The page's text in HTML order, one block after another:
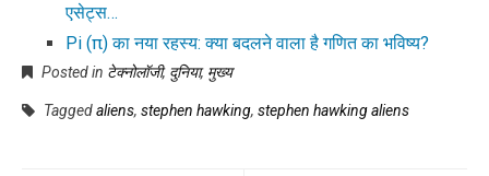
एसेट्स…
Pi (π) का नया रहस्य: क्या बदलने वाला है गणित का भविष्य?
Posted in टेक्नोलॉजी, दुनिया, मुख्य
Taggedaliens, stephen hawking, stephen hawking aliens